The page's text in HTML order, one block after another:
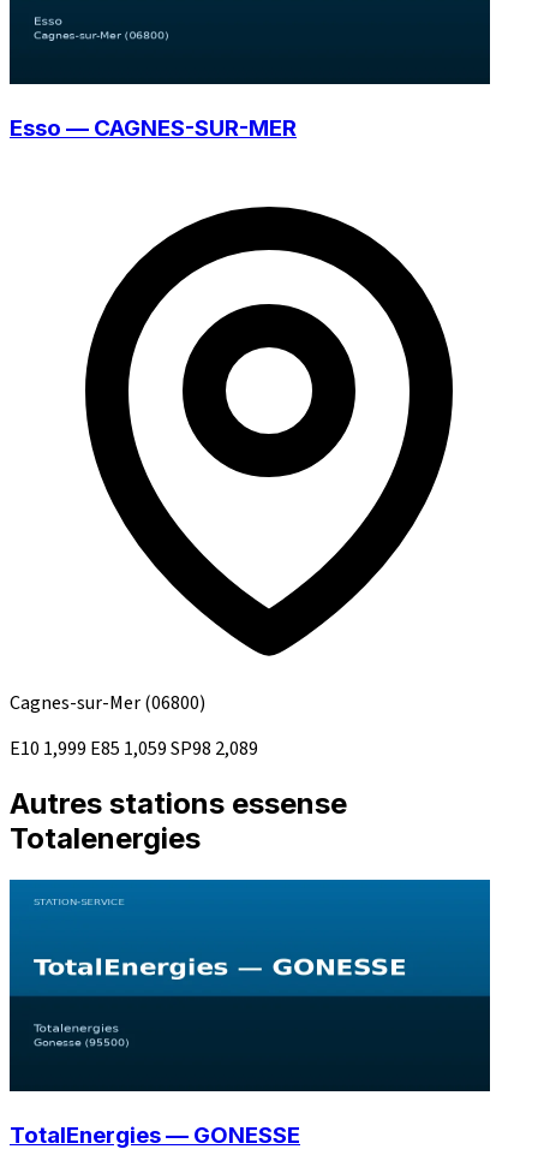
Esso — CAGNES-SUR-MER
Cagnes-sur-Mer(06800)
E10 1,999 E85 1,059SP98 2,089
Autres stations essense
Totalenergies
TotalEnergies — GONESSE